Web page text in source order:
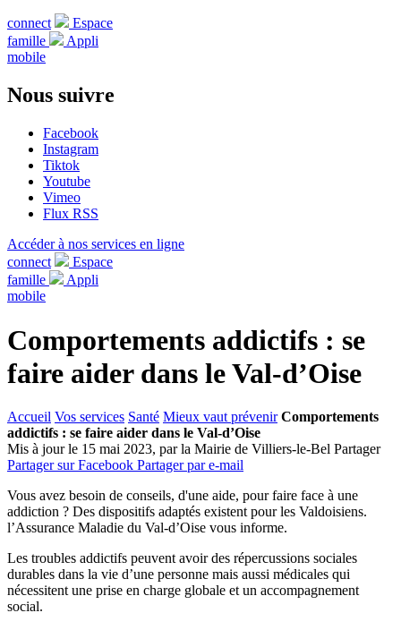
connect
Espace
famille
Appli
mobile
Nous suivre
Facebook
Instagram
Tiktok
Youtube
Vimeo
Flux RSS
Accéder à nos services en ligne
connect
Espace
famille
Appli
mobile
Comportements addictifs : se
faire aider dans le Val-d’Oise
Accueil Vos services Santé Mieux vaut prévenir Comportements
addictifs : se faire aider dans le Val-d’Oise
Mis à jour le 15 mai 2023, par la Mairie de Villiers-le-Bel Partager
Partager sur Facebook Partager par e-mail
Vous avez besoin de conseils, d'une aide, pour faire face à une
addiction ? Des dispositifs adaptés existent pour les Valdoisiens.
l’Assurance Maladie du Val-d’Oise vous informe.
Les troubles addictifs peuvent avoir des répercussions sociales
durables dans la vie d’une personne mais aussi médicales qui
nécessitent une prise en charge globale et un accompagnement
social.